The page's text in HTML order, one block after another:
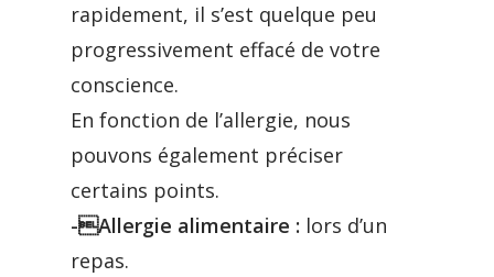
rapidement, il s’est quelque peu
progressivement effacé de votre
conscience.
En fonction de l’allergie, nous
pouvons également préciser
certains points.
-Allergie alimentaire : lors d’un
repas.